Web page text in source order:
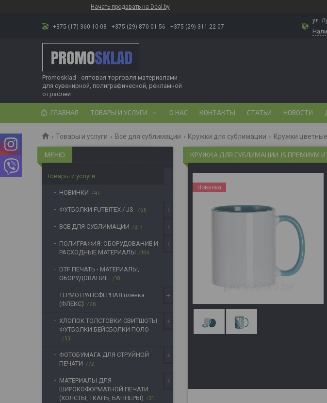
Начать продавать на Deal.by
+375 (17) 360-10-08 +375 (29) 870-01-56 +375 (29) 311-22-07
ул.
Promosklad - оптовая торговля материалами
для сувенирной, полиграфической, рекламной
отраслей
ГЛАВНАЯ ТОВАРЫ И УСЛУГИ О НАС КОНТАКТЫ СТАТЬИ НОВОСТИ
Товары и услуги Все для сублимации Кружки для сублимации Кружки
КРУЖКА ДЛЯ СУБЛИМАЦИИ JS ПРЕМИУМ
Новинка
Товары и услуги
НОВИНКИ 47
ФУТБОЛКИ FUTBITEX / JS 65
ВСЕ ДЛЯ СУБЛИМАЦИИ 317
ПОЛИГРАФИЯ: ОБОРУДОВАНИЕ И
РАСХОДНЫЕ МАТЕРИАЛЫ
164
DTF ПЕЧАТЬ - МАТЕРИАЛЫ,
ОБОРУДОВАНИЕ
10
ТЕРМОТРАНСФЕРНАЯ пленка
(ФЛЕКС)
96
ХЛОПОК ТОЛСТОВКИ СВИТШОТЫ
ФУТБОЛКИ БЕЙСБОЛКИ ПОЛО
53
ФОТОБУМАГА ДЛЯ СТРУЙНОЙ
ПЕЧАТИ
72
МАТЕРИАЛЫ ДЛЯ
ШИРОКОФОРМАТНОЙ ПЕЧАТИ
(ХОЛСТЫ, ТКАНЬ, БАННЕРЫ)
21